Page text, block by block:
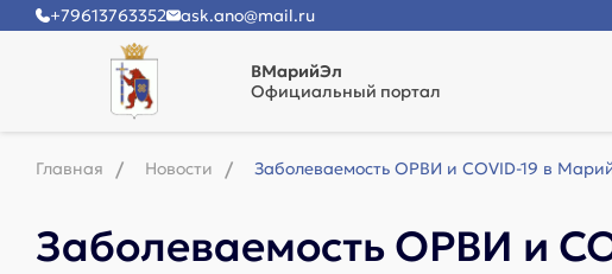
+79613763352 ask.ano@mail.ru
ВМарийЭл
Официальный портал
Главная Новости Заболеваемость ОРВИ и COVID-19 в
Заболеваемость ОРВИ и